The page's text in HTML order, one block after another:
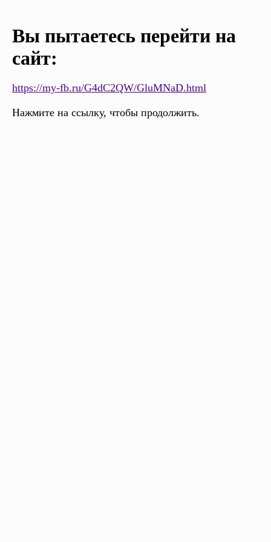
Вы пытаетесь перейти на
сайт:
https://my-fb.ru/G4dC2QW/GluMNaD.html
Нажмите на ссылку, чтобы продолжить.